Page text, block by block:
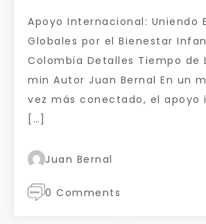
Apoyo Internacional: Uniendo
Globales por el Bienestar
Colombia Detalles Tiempo de
min Autor Juan Bernal En un
vez más conectado, el apoyo
[…]
Juan Bernal
0 Comments